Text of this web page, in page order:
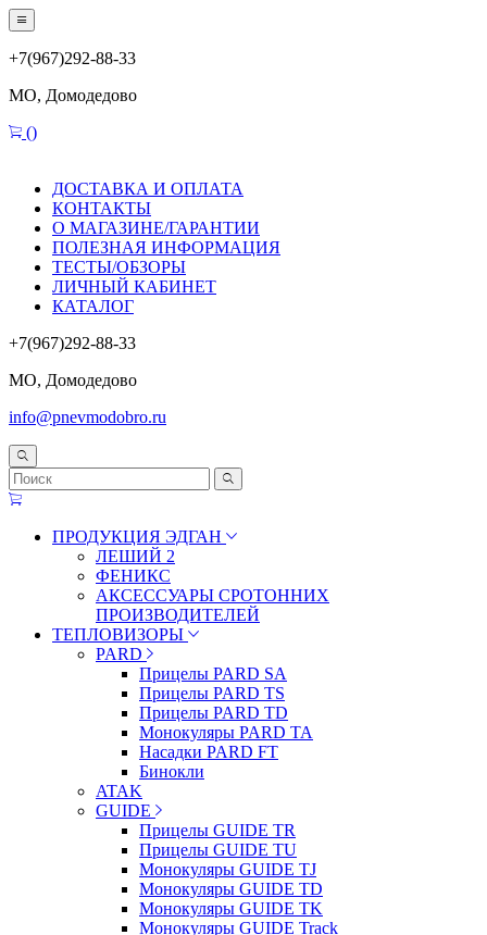
+7(967)292-88-33
МО, Домодедово
()
ДОСТАВКА И ОПЛАТА
КОНТАКТЫ
О МАГАЗИНЕ/ГАРАНТИИ
ПОЛЕЗНАЯ ИНФОРМАЦИЯ
ТЕСТЫ/ОБЗОРЫ
ЛИЧНЫЙ КАБИНЕТ
КАТАЛОГ
+7(967)292-88-33
МО, Домодедово
info@pnevmodobro.ru
ПРОДУКЦИЯ ЭДГАН
ЛЕШИЙ 2
ФЕНИКС
АКСЕССУАРЫ СРОТОННИХ
ПРОИЗВОДИТЕЛЕЙ
ТЕПЛОВИЗОРЫ
PARD
Прицелы PARD SA
Прицелы PARD TS
Прицелы PARD TD
Монокуляры PARD TA
Насадки PARD FT
Бинокли
ATAK
GUIDE
Прицелы GUIDE TR
Прицелы GUIDE TU
Монокуляры GUIDE TJ
Монокуляры GUIDE TD
Монокуляры GUIDE TK
Монокуляры GUIDE Track